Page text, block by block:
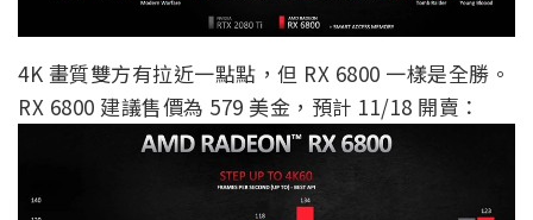
4K 畫質雙方有拉近一點點，但 RX 6800 一樣是全勝。
RX 6800 建議售價為 579 美金，預計 11/18 開賣：